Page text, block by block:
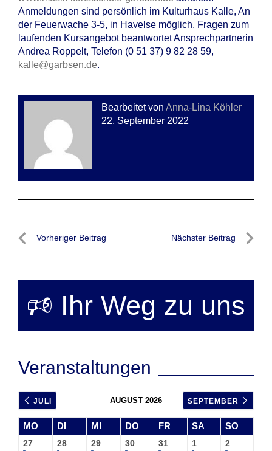
Anmeldungen sind persönlich im Kulturhaus Kalle, An
der Feuerwache 3-5, in Havelse möglich. Fragen zum
laufenden Kursangebot beantwortet Ansprechpartnerin
Andrea Roppelt, Telefon (0 51 37) 9 82 28 59,
kalle@garbsen.de.
Bearbeitet von Anna-Lina Köhler
22. September 2022
Beitragsnavigation
Vorheriger Beitrag Nächster Beitrag
🕫 Ihr Weg zu uns
Veranstaltungen
JULI AUGUST 2026 SEPTEMBER
MO DI MI DO FR SA SO
27 28 29 30 31 1 2